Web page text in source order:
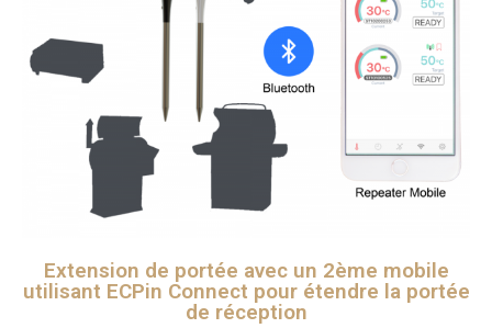
Extension de portée avec un 2ème mobile
utilisant ECPin Connect pour étendre la portée
de réception